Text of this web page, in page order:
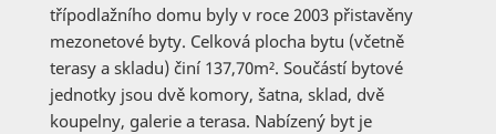
třípodlažního domu byly v roce 2003 přistavěny
mezonetové byty. Celková plocha bytu (včetně
terasy a skladu) činí 137,70m². Součástí bytové
jednotky jsou dvě komory, šatna, sklad, dvě
koupelny, galerie a terasa. Nabízený byt je